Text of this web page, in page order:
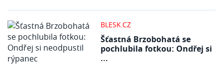
BLESK.CZ
Šťastná Brzobohatá se
pochlubila fotkou: Ondřej si
...